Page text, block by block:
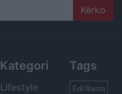
Kategori
Lifestyle
Tags
Edi Rama